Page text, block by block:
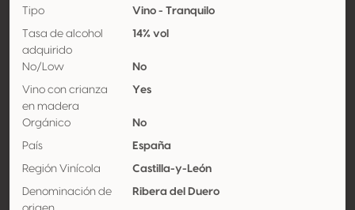
Tipo Vino - Tranquilo
Tasa de alcohol
adquirido
14% vol
No/Low No
Vino con crianza
en madera
Yes
Orgánico No
País España
Región Vinícola Castilla-y-León
Denominación de
Ribera del Duero